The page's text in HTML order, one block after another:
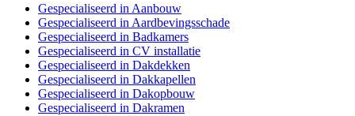
Gespecialiseerd in Aanbouw
Gespecialiseerd in Aardbevingsschade
Gespecialiseerd in Badkamers
Gespecialiseerd in CV installatie
Gespecialiseerd in Dakdekken
Gespecialiseerd in Dakkapellen
Gespecialiseerd in Dakopbouw
Gespecialiseerd in Dakramen